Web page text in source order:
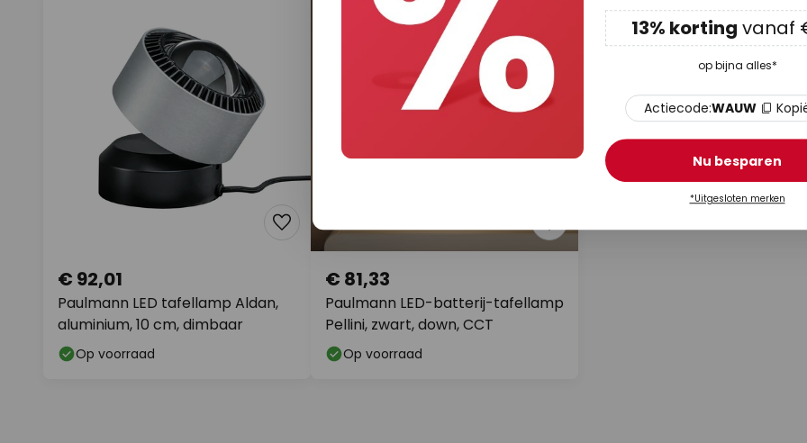
Paulmann LED tafellamp Aldan,
aluminium, 10 cm, dimbaar
€ 92,01
Op voorraad
Paulmann LED-batterij-tafellamp
Pellini, zwart, down, CCT
€ 81,33
Op voorraad
13% korting vanaf
op bijna alles*
Actiecode:WAUW
Nu besparen
*Uitgesloten merken